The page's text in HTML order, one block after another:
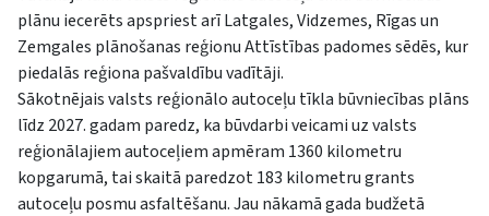
plānu iecerēts apspriest arī Latgales, Vidzemes, Rīgas un
Zemgales plānošanas reģionu Attīstības padomes sēdēs, kur
piedalās reģiona pašvaldību vadītāji.
Sākotnējais valsts reģionālo autoceļu tīkla būvniecības plāns
līdz 2027. gadam paredz, ka būvdarbi veicami uz valsts
reģionālajiem autoceļiem apmēram 1360 kilometru
kopgarumā, tai skaitā paredzot 183 kilometru grants
autoceļu posmu asfaltēšanu. Jau nākamā gada budžetā